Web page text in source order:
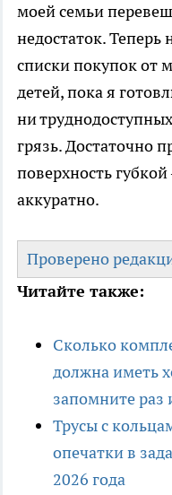
моей семьи
недостаток. Теперь
списки покупок от
детей, пока я
ни
грязь. Достаточно
поверхность
аккуратно.
Проверено
Читайте также:
Сколько
должна иметь
запомните раз
Трусы с
опечатки в
2026 года